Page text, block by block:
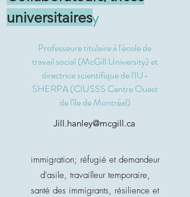
y
Professeure titulaire à l'école de
travail social (McGill University) et
directrice scientifique de l'IU-
SHERPA (CIUSSS Centre Ouest
de l'île de Montréal)
Jill.hanley@mcgill.ca
immigration; réfugié et demandeur
d'asile, travailleur temporaire,
santé des immigrants, résilience et
universitaires